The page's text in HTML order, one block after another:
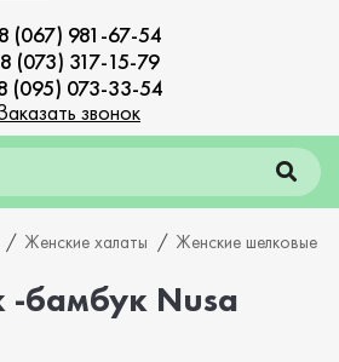
(067) 981-67-54
(073) 317-15-79
(095) 073-33-54
звонок
Женские халаты Женские шелковые
-бамбук Nusa